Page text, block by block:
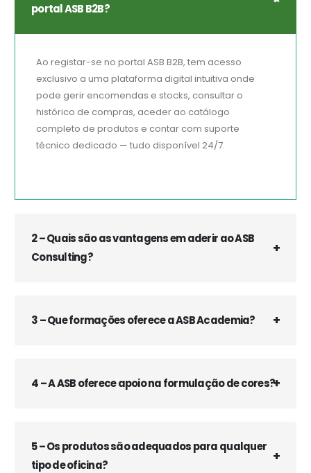
portal ASB B2B?
Ao registar-se no portal ASB B2B, tem acesso
exclusivo a uma plataforma digital intuitiva onde
pode gerir encomendas e stocks, consultar o
histórico de compras, aceder ao catálogo
completo de produtos e contar com suporte
técnico dedicado — tudo disponível 24/7.
2 – Quais são as vantagens em aderir ao ASB
Consulting?
3 – Que formações oferece a ASB Academia?
4 – A ASB oferece apoio na formulação de cores?
5 – Os produtos são adequados para qualquer
tipo de oficina?